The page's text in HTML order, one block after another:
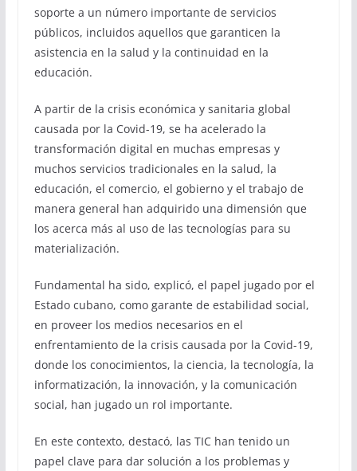
soporte a un número importante de servicios
públicos, incluidos aquellos que garanticen la
asistencia en la salud y la continuidad en la
educación.
A partir de la crisis económica y sanitaria global
causada por la Covid-19, se ha acelerado la
transformación digital en muchas empresas y
muchos servicios tradicionales en la salud, la
educación, el comercio, el gobierno y el trabajo de
manera general han adquirido una dimensión que
los acerca más al uso de las tecnologías para su
materialización.
Fundamental ha sido, explicó, el papel jugado por el
Estado cubano, como garante de estabilidad social,
en proveer los medios necesarios en el
enfrentamiento de la crisis causada por la Covid-19,
donde los conocimientos, la ciencia, la tecnología, la
informatización, la innovación, y la comunicación
social, han jugado un rol importante.
En este contexto, destacó, las TIC han tenido un
papel clave para dar solución a los problemas y